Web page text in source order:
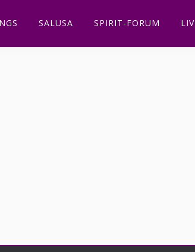
SALUSA SPIRIT-FORUM